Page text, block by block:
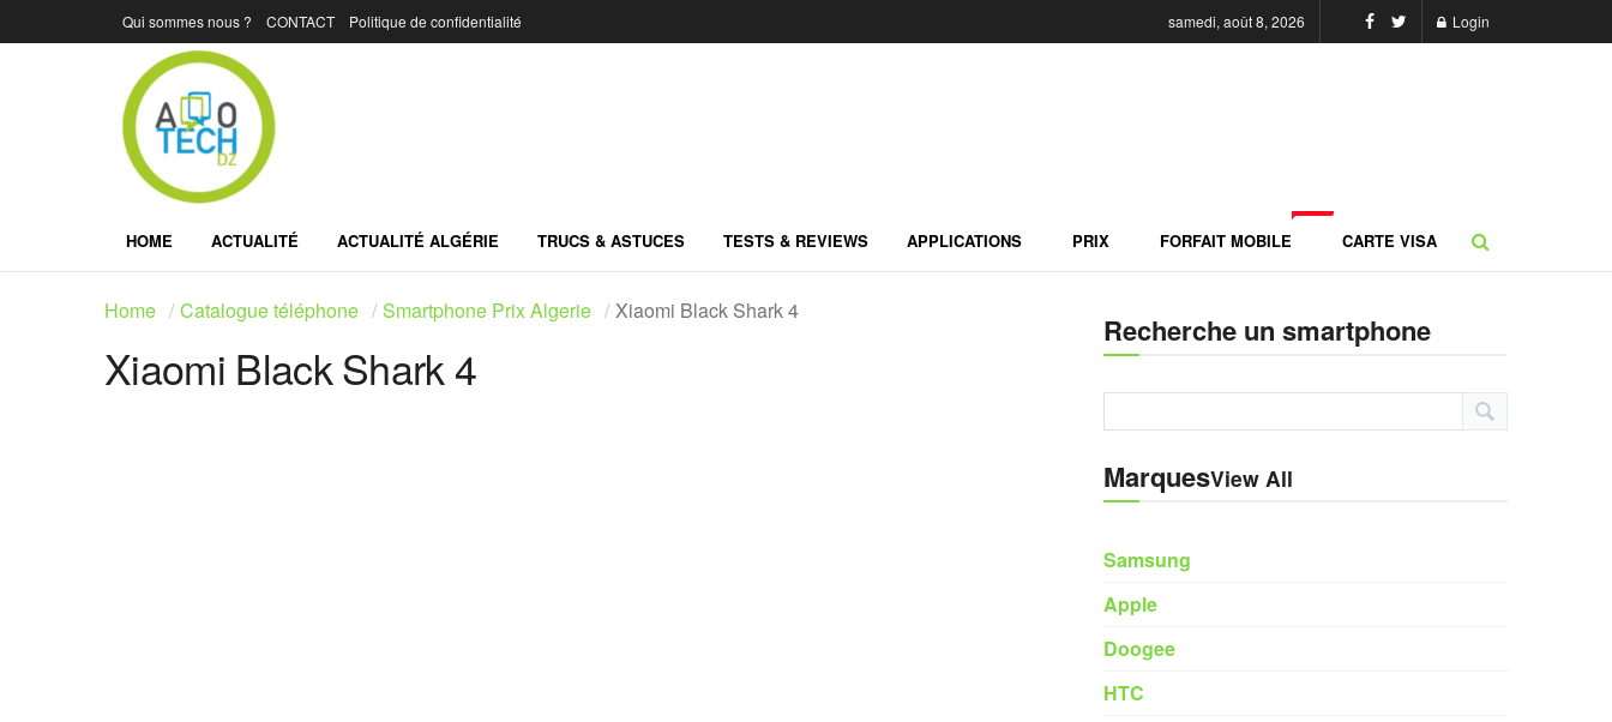
Qui sommes nous ? CONTACT Politique de confidentialité samedi, août 8, 2026 Login
HOME ACTUALITÉ ACTUALITÉ ALGÉRIE TRUCS & ASTUCES TESTS & REVIEWS APPLICATIONS PRIX FORFAIT MOBILE CARTE VISA
Home Catalogue téléphone Smartphone Prix Algerie Xiaomi Black Shark 4
Xiaomi Black Shark 4
Recherche un smartphone
MarquesView All
Samsung
Apple
Doogee
HTC